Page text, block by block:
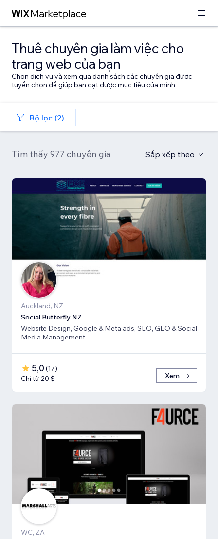
Thuê chuyên gia làm việc cho
trang web của bạn
Chọn dịch vụ và xem qua danh sách các chuyên gia được
tuyển chọn để giúp bạn đạt được mục tiêu của mình
Bộ lọc (2)
Tìm thấy 977 chuyên gia Sắp xếp theo
Auckland, NZ
Social Butterfly NZ
Website Design, Google & Meta ads, SEO, GEO & Social
Media Management.
5,0 (17)
Chỉ từ 20 $
Xem
WC, ZA